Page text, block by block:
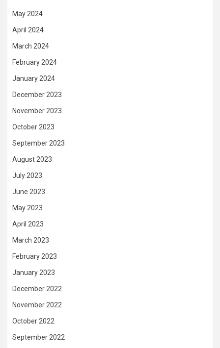
May 2024
April 2024
March 2024
February 2024
January 2024
December 2023
November 2023
October 2023
September 2023
August 2023
July 2023
June 2023
May 2023
April 2023
March 2023
February 2023
January 2023
December 2022
November 2022
October 2022
September 2022